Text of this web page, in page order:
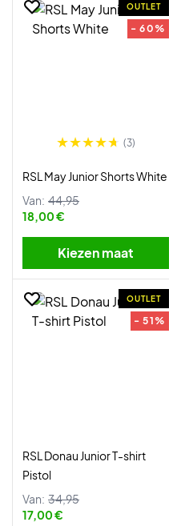
OUTLET
- 60%
(3)
RSL May Junior Shorts White
Van: 44,95
18,00 €
Kiezen maat
OUTLET
- 51%
RSL Donau Junior T-shirt
Pistol
Van: 34,95
17,00 €